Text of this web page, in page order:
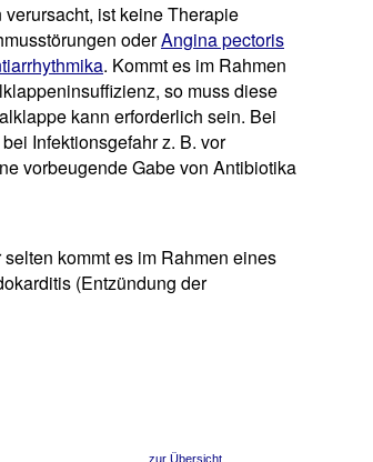
ist keine Therapie
oderAngina pectoris
. Kommt es im Rahmen
so muss diese
kann erforderlich sein. Bei
Infektionsgefahr z. B. vor
vorbeugende Gabe von Antibiotika
kommt es im Rahmen eines
(Entzündung der
zur Übersicht